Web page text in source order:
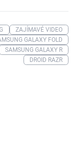
ZAJÍMAVÉ VIDEO
GALAXY FOLD
SAMSUNG GALAXY R
DROID RAZR